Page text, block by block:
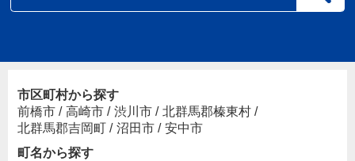
市区町村から探す
前橋市 / 高崎市 / 渋川市 / 北群馬郡榛東村 /
北群馬郡吉岡町 / 沼田市 / 安中市
町名から探す